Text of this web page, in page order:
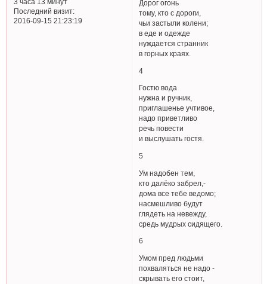
3 часа 13 минут
Последний визит:
2016-09-15 21:23:19
Дорог огонь
тому, кто с дороги,
чьи застыли колени;
в еде и одежде
нуждается странник
в горных краях.
4
Гостю вода
нужна и ручник,
приглашенье учтивое,
надо приветливо
речь повести
и выслушать гостя.
5
Ум надобен тем,
кто далёко забрел,-
дома все тебе ведомо;
насмешливо будут
глядеть на невежду,
средь мудрых сидящего.
6
Умом пред людьми
похваляться не надо -
скрывать его стоит,